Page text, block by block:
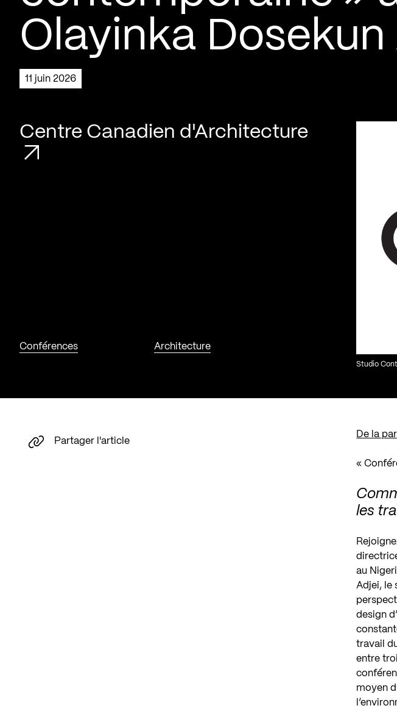
Olayinka Dosekun
11 juin 2026
Centre Canadien d'Architecture
Conférences Architecture
Studio
De la
«
les
au
Adjei, le
design
travail
entre
moyen
Partager l'article